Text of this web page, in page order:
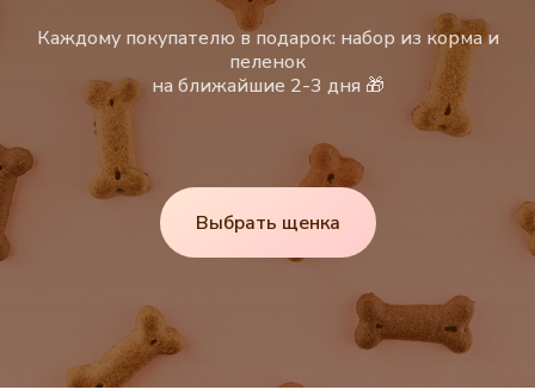
Каждому покупателю в подарок: набор из корма и
пеленок
на ближайшие 2-3 дня 🎁
Выбрать щенка